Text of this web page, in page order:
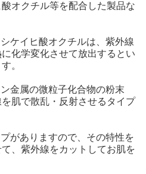
オクチル等を配合した製品な
ケイヒ酸オクチルは、紫外線
化学変化させて放出するとい
。
金属の微粒子化合物の粉末
肌で散乱・反射させるタイプ
がありますので、その特性を
、紫外線をカットしてお肌を